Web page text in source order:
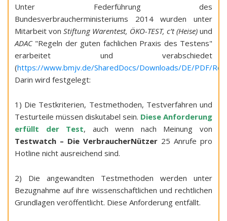
Unter Federführung des
Bundesverbraucherministeriums 2014 wurden unter
Mitarbeit von Stiftung Warentest, ÖKO-TEST, c’t (Heise) und
ADAC"Regeln der guten fachlichen Praxis des Testens"
erarbeitet und verabschiedet
(https://www.bmjv.de/SharedDocs/Downloads/DE/PDF/
Darin wird festgelegt:
1) Die Testkriterien, Testmethoden, Testverfahren und
Testurteile müssen diskutabel sein. Diese Anforderung
erfüllt der Test, auch wenn nach Meinung von
Testwatch – Die VerbraucherNützer 25 Anrufe pro
Hotline nicht ausreichend sind.
2) Die angewandten Testmethoden werden unter
Bezugnahme auf ihre wissenschaftlichen und rechtlichen
Grundlagen veröffentlicht. Diese Anforderung entfällt.